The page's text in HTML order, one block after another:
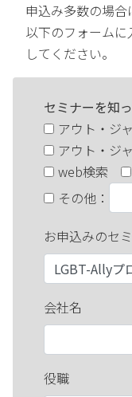
申込み多数の場合
以下のフォーム
してください。
セミナーを知
アウト・ジ
アウト・ジ
web検索
その他 ：
お申込みのセ
会社名
役職